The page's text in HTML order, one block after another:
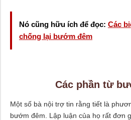
Nó cũng hữu ích để đọc: Các
chống lại bướm đêm
Các phần từ
Một số bà nội trợ tin rằng tiết là
bướm đêm. Lập luận của họ rất đơn